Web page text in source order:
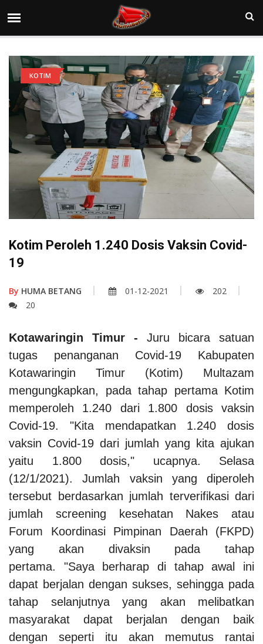
KOTIM
Kotim Peroleh 1.240 Dosis Vaksin Covid-
19
By HUMA BETANG 01-12-2021
202
20
Kotawaringin Timur - Juru bicara satuan
tugas penanganan Covid-19 Kabupaten
Kotawaringin Timur (Kotim) Multazam
mengungkapkan, pada tahap pertama Kotim
memperoleh 1.240 dari 1.800 dosis vaksin
Covid-19. "Kita mendapatkan 1.240 dosis
vaksin Covid-19 dari jumlah yang kita ajukan
yaitu 1.800 dosis," ucapnya. Selasa
(12/1/2021). Jumlah vaksin yang diperoleh
tersebut berdasarkan jumlah terverifikasi dari
jumlah screening kesehatan Nakes atau
Forum Koordinasi Pimpinan Daerah (FKPD)
yang akan divaksin pada tahap
pertama. "Saya berharap di tahap awal ini
dapat berjalan dengan sukses, sehingga pada
tahap selanjutnya yang akan melibatkan
masyarakat dapat berjalan dengan baik
dengan seperti itu akan memutus rantai